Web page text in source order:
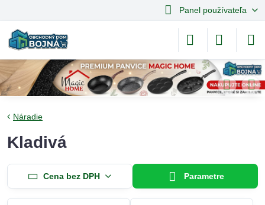
Panel používateľa
Náradie
Kladivá
Cena bez DPH Parametre